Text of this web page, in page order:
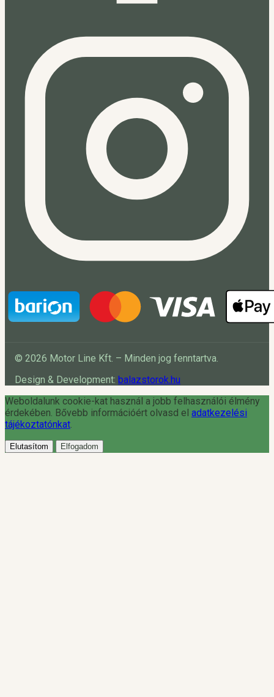
© 2026 Motor Line Kft. – Minden jog fenntartva.
Design & Development: balazstorok.hu
Weboldalunk cookie-kat használ a jobb felhasználói élmény
érdekében. Bővebb információért olvasd el adatkezelési
tájékoztatónkat
Elutasítom Elfogadom